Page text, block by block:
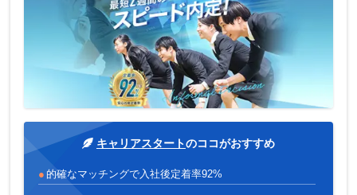
キャリアスタートのココがおすすめ
的確なマッチングで入社後定着率92%